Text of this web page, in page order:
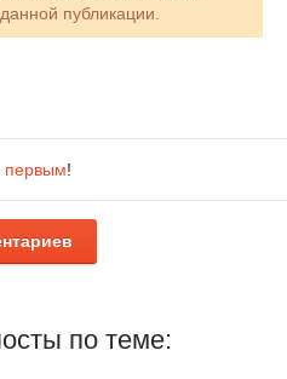
публикации.
первым!
по теме: